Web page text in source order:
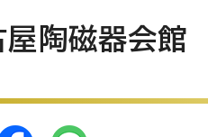
屋陶磁器会館